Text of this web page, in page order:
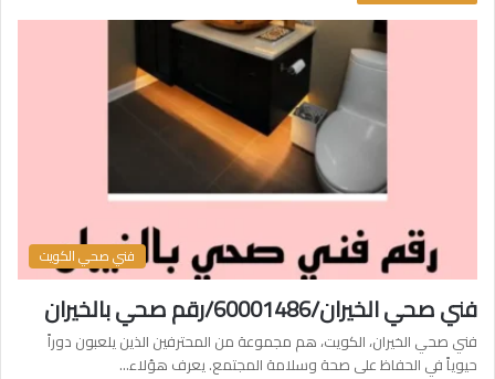
فني صحي الكويت
فني صحي الخيران/60001486/رقم صحي بالخيران
فني صحي الخيران، الكويت، هم مجموعة من المحترفين الذين يلعبون دوراً
حيوياً في الحفاظ على صحة وسلامة المجتمع. يعرف هؤلاء…